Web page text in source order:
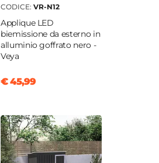
CODICE: VR-N12
Applique LED
biemissione da esterno in
alluminio goffrato nero -
Veya
€ 45,99